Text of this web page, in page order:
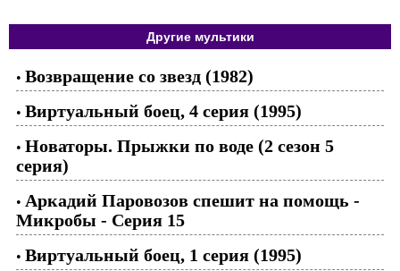
Другие мультики
• Возвращение со звезд (1982)
• Виртуальный боец, 4 серия (1995)
• Новаторы. Прыжки по воде (2 сезон 5
серия)
• Аркадий Паровозов спешит на помощь -
Микробы - Серия 15
• Виртуальный боец, 1 серия (1995)